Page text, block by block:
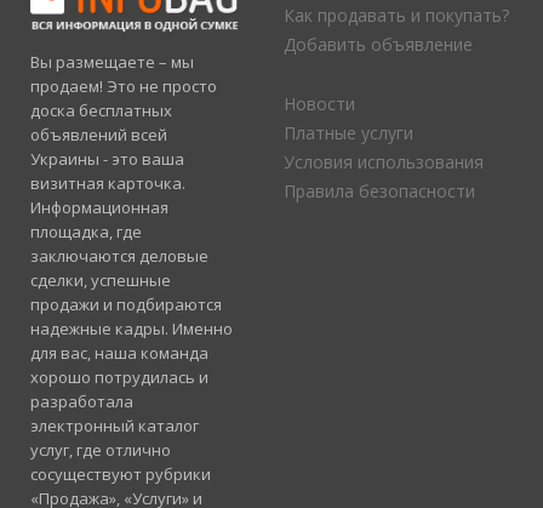
Вы размещаете – мы
продаем! Это не просто
доска бесплатных
объявлений всей
Украины - это ваша
визитная карточка.
Информационная
площадка, где
заключаются деловые
сделки, успешные
продажи и подбираются
надежные кадры. Именно
для вас, наша команда
хорошо потрудилась и
разработала
электронный каталог
услуг, где отлично
сосуществуют рубрики
«Продажа», «Услуги» и
Как продавать и покупать?
Добавить объявление
Новости
Платные услуги
Условия использования
Правила безопасности